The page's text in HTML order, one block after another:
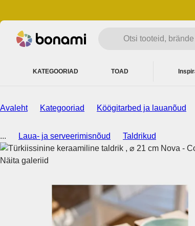
KATEGOORIAD TOAD
Avaleht Kategooriad Köögitarbed ja lauanõud
... Laua- ja serveerimisnõud Taldrikud
Näita galeriid